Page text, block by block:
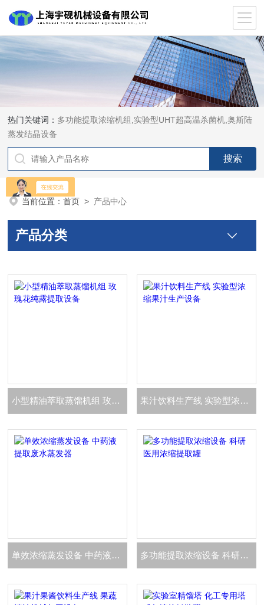
热门关键词： 多功能提取浓缩机组,实验型UHT超高温杀菌机,奥斯陆
蒸发结晶设备
当前位置：首页 > 产品中心
产品分类
小型精油萃取蒸馏机组 玫瑰花纯露提取设备 果汁饮料生产线 实验型浓缩果汁生产设备
单效浓缩蒸发设备 中药液提取废水蒸发器 多功能提取浓缩设备 科研医用浓缩提取罐